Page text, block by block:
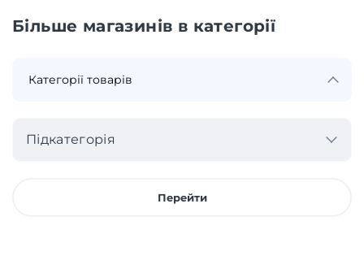
Більше магазинів в категорії
Підкатегорія
Перейти